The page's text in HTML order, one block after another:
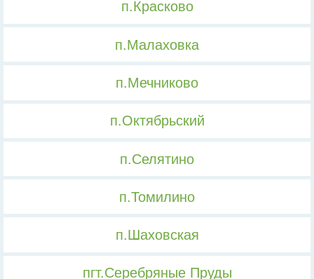
п.Красково
п.Малаховка
п.Мечниково
п.Октябрьский
п.Селятино
п.Томилино
п.Шаховская
пгт.Серебряные Пруды